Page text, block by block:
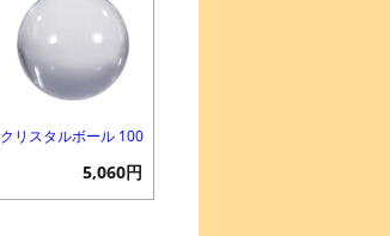
クリスタルボール 100
5,060円